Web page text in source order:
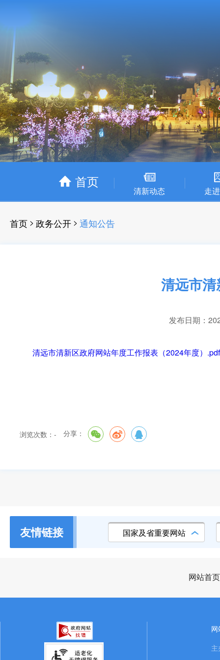
首页
清新动态 走
首页 > 政务公开 > 通知公告
清远市
发布日期：
清远市清新区政府网站年度工作报表（2024年度）.pdf
浏览次数： - 分享：
友情链接 国家及省重要网站
网站首页